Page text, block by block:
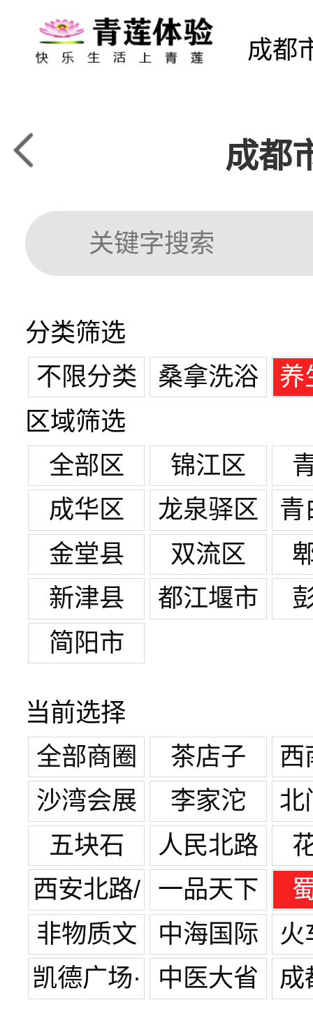
成都
成都
分类筛选
不限分类
桑拿洗浴
养
区域筛选
全部区
锦江区
成华区
龙泉驿区
青
金堂县
双流区
新津县
都江堰市
简阳市
当前选择
全部商圈
茶店子
西
沙湾会展
中心
李家沱
北
五块石
人民北路
西安北路/
宽窄巷子
一品天下
非物质文
化遗产
中海国际
火
凯德广场·
中医大省
成